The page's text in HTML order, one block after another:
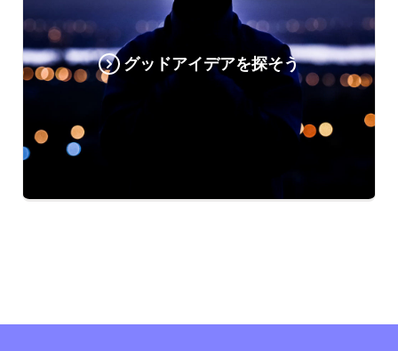
グッドアイデアを探そう